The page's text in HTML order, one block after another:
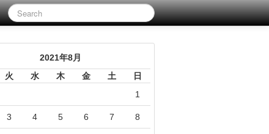
2021年8月
火 水 木 金 土 日
1
3 4 5 6 7 8